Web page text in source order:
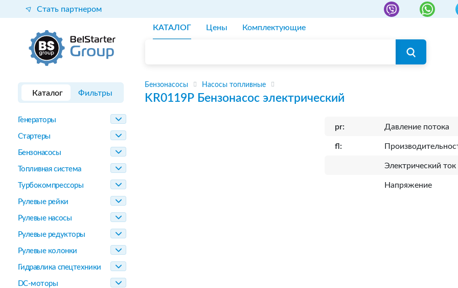
Стать партнером
КАТАЛОГ Цены Комплектующие
Каталог Фильтры
Генераторы
Стартеры
Бензонасосы
Топливная система
Турбокомпрессоры
Рулевые рейки
Рулевые насосы
Рулевые редукторы
Рулевые колонки
Гидравлика спецтехники
DC-моторы
Бензонасосы Насосы топливные
KR0119P Бензонасос электрический
pr: Давление потока
fl:
Электрический ток
Напряжение